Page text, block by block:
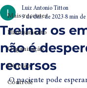
Mais recentes
Planejamento
Organização
Direção
Controle
Treinar os
não é
recursos
Luiz Antonio Titton
9 de dez. de 2023 8 min de
O paciente pode